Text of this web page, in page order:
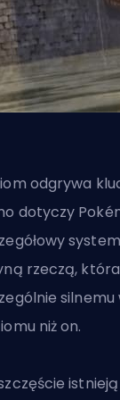
odgrywa
dotyczy
rzeczą,
niż on.